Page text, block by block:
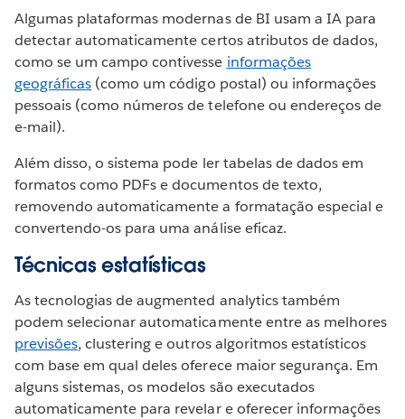
Algumas plataformas modernas de BI usam a IA para
detectar automaticamente certos atributos de dados,
como se um campo contivesse informações
geográficas (como um código postal) ou informações
pessoais (como números de telefone ou endereços de
e-mail).
Além disso, o sistema pode ler tabelas de dados em
formatos como PDFs e documentos de texto,
removendo automaticamente a formatação especial e
convertendo-os para uma análise eficaz.
Técnicas estatísticas
As tecnologias de augmented analytics também
podem selecionar automaticamente entre as melhores
previsões, clustering e outros algoritmos estatísticos
com base em qual deles oferece maior segurança. Em
alguns sistemas, os modelos são executados
automaticamente para revelar e oferecer informações